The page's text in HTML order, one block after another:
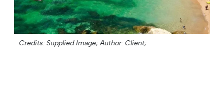
Credits: Supplied Image; Author: Client;